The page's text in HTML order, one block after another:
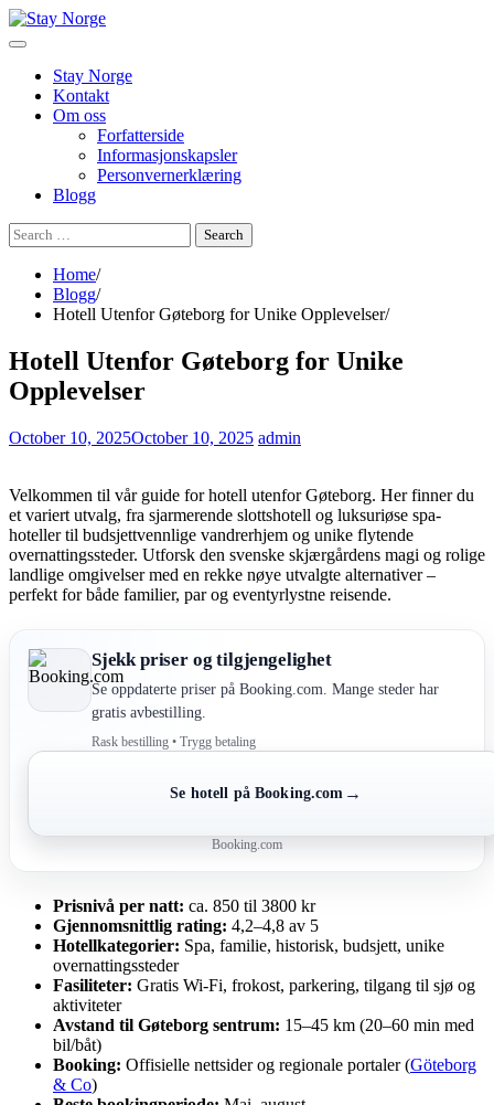
Skip
to
Stay Norge
Kontakt
Om oss
Forfatterside
Informasjonskapsler
Personvernerklæring
Blogg
Search
for:
Home
Blogg
Hotell Utenfor Gøteborg for Unike Opplevelser
Hotell Utenfor Gøteborg for Unike
Opplevelser
October 10, 2025October 10, 2025 admin
Velkommen til vår guide for hotell utenfor Gøteborg. Her finner du
et variert utvalg, fra sjarmerende slottshotell og luksuriøse spa-
hoteller til budsjettvennlige vandrerhjem og unike flytende
overnattingssteder. Utforsk den svenske skjærgårdens magi og rolige
landlige omgivelser med en rekke nøye utvalgte alternativer –
perfekt for både familier, par og eventyrlystne reisende.
Sjekk priser og tilgjengelighet
Se oppdaterte priser på Booking.com. Mange steder har
gratis avbestilling.
Rask bestilling • Trygg betaling
Se hotell på Booking.com →
Booking.com
Prisnivå per natt: ca. 850 til 3800 kr
Gjennomsnittlig rating: 4,2–4,8 av 5
Hotellkategorier: Spa, familie, historisk, budsjett, unike
overnattingssteder
Fasiliteter: Gratis Wi-Fi, frokost, parkering, tilgang til sjø og
aktiviteter
Avstand til Gøteborg sentrum: 15–45 km (20–60 min med
bil/båt)
Booking: Offisielle nettsider og regionale portaler (Göteborg
& Co)